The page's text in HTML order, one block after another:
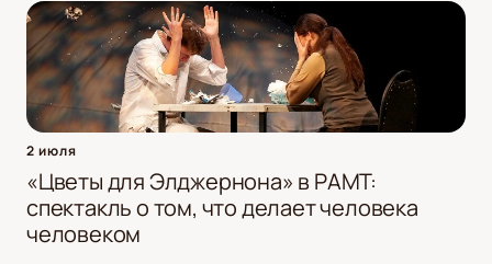
2 июля
«Цветы для Элджернона» в РАМТ:
спектакль о том, что делает человека
человеком